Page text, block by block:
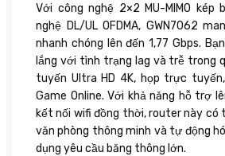
Với công nghệ 2×2 MU-MIMO kép
nghệ DL/UL OFDMA, GWN7062
nhanh chóng lên đến 1,77 Gbps.
lắng với tình trạng lag và trễ trong
tuyến Ultra HD 4K, họp trực
Game Online. Với khả năng hỗ trợ
kết nối wifi đồng thời, router này
văn phòng thông minh và tự động
dụng yêu cầu băng thông lớn.